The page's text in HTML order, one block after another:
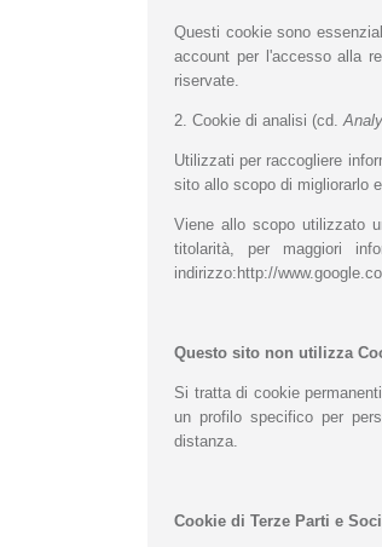
Questi cookie sono
account per l'accesso alla
riservate.
2. Cookie di analisi (cd.
Utilizzati per raccogliere
sito allo scopo di migliorarlo
Viene allo scopo utilizzato
titolarità, per maggiori
indirizzo:http://
Questo sito non utilizza
Si tratta di cookie
un profilo specifico per
distanza.
Cookie di Terze Parti e